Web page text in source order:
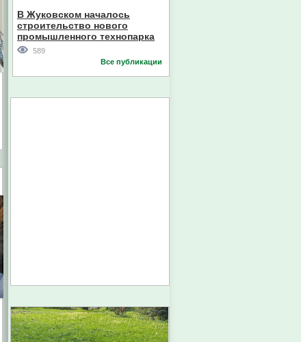
В Жуковском началось
строительство нового
промышленного технопарка
589
Все публикации